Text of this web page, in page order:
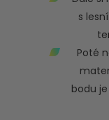
s
Poté
bodu